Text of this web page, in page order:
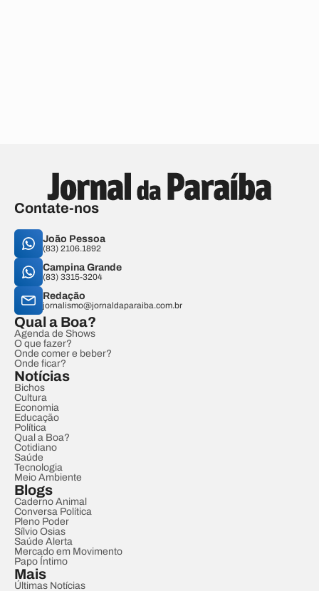
Contate-nos
João Pessoa
(83) 2106.1892
Campina Grande
(83) 3315-3204
Redação
jornalismo@jornaldaparaiba.com.br
Qual a Boa?
Agenda de Shows
O que fazer?
Onde comer e beber?
Onde ficar?
Notícias
Bichos
Cultura
Economia
Educação
Política
Qual a Boa?
Cotidiano
Saúde
Tecnologia
Meio Ambiente
Blogs
Caderno Animal
Conversa Política
Pleno Poder
Sílvio Osias
Saúde Alerta
Mercado em Movimento
Papo Íntimo
Mais
Últimas Notícias